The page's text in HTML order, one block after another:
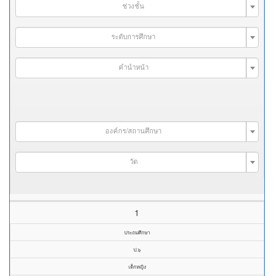
ช่วงชั้น
ระดับการศึกษา
คำนำหน้า
องค์กร/สถานศึกษา
วัด
1
ประถมศึกษา
ป.๖
เด็กหญิง